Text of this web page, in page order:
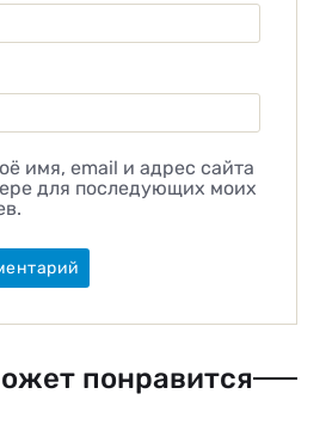
имя, email и адрес сайта
для последующих моих
понравится